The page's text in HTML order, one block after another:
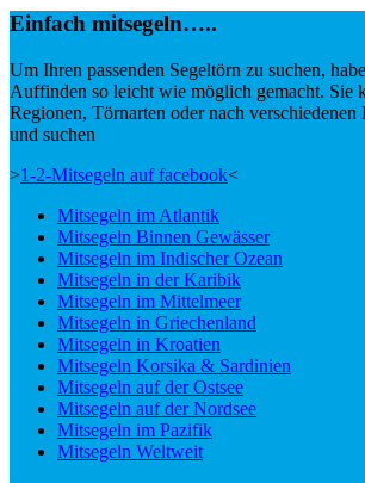
Einfach mitsegeln…..
Um Ihren passenden Segeltörn zu suchen,
Auffinden so leicht wie möglich gemacht. Sie
Regionen, Törnarten oder nach
und suchen
>1-2-Mitsegeln auf facebook<
Mitsegeln im Atlantik
Mitsegeln Binnen Gewässer
Mitsegeln im Indischer Ozean
Mitsegeln in der Karibik
Mitsegeln im Mittelmeer
Mitsegeln in Griechenland
Mitsegeln in Kroatien
Mitsegeln Korsika & Sardinien
Mitsegeln auf der Ostsee
Mitsegeln auf der Nordsee
Mitsegeln im Pazifik
Mitsegeln Weltweit